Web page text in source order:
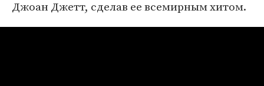
Джоан Джетт, сделав ее всемирным хитом.